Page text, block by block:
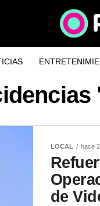
LOCAL hace
de